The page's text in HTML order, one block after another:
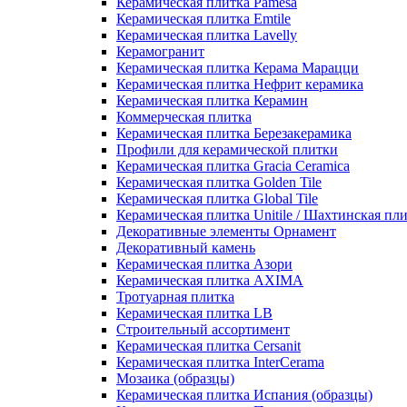
Керамическая плитка Emtile
Керамическая плитка Lavelly
Керамогранит
Керамическая плитка Керама Марацци
Керамическая плитка Нефрит керамика
Керамическая плитка Керамин
Коммерческая плитка
Керамическая плитка Березакерамика
Профили для керамической плитки
Керамическая плитка Gracia Ceramica
Керамическая плитка Golden Tile
Керамическая плитка Global Tile
Керамическая плитка Unitile / Шахтинская
Декоративные элементы Орнамент
Декоративный камень
Керамическая плитка Азори
Керамическая плитка AXIMA
Тротуарная плитка
Керамическая плитка LB
Строительный ассортимент
Керамическая плитка Cersanit
Керамическая плитка InterCerama
Мозаика (образцы)
Керамическая плитка Испания (образцы)